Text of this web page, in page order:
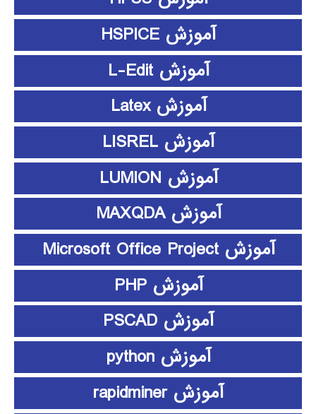
آموزش HSPICE
آموزش L-Edit
آموزش Latex
آموزش LISREL
آموزش LUMION
آموزش MAXQDA
آموزش Microsoft Office Project
آموزش PHP
آموزش PSCAD
آموزش python
آموزش rapidminer